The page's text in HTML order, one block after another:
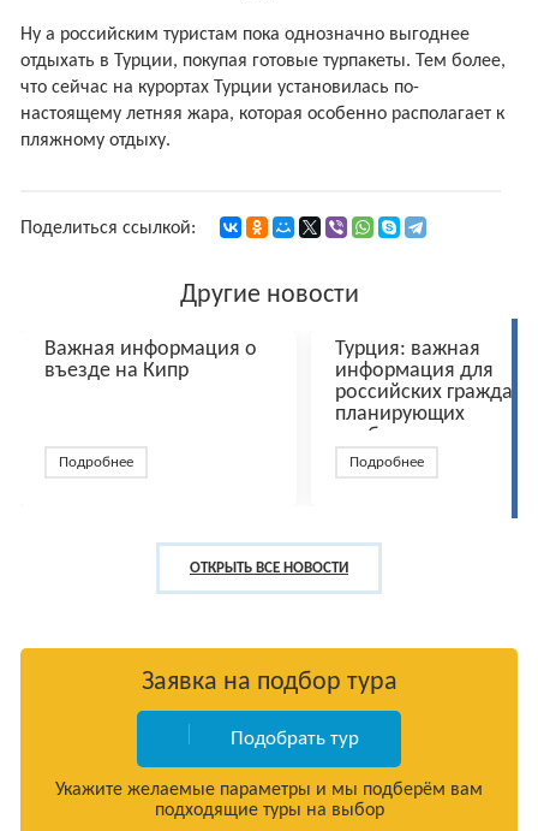
Ну а российским туристам пока однозначно выгоднее
отдыхать в Турции, покупая готовые турпакеты. Тем более,
что сейчас на курортах Турции установилась по-
настоящему летняя жара, которая особенно располагает к
пляжному отдыху.
Поделиться ссылкой:
Другие новости
Важная информация о
въезде на Кипр
Подробнее
Турция: важная
информация для
российских граждан,
планирующих
пребывание в стране
Подробнее
ОТКРЫТЬ ВСЕ НОВОСТИ
Заявка на подбор тура
Подобрать тур
Укажите желаемые параметры и мы подберём вам
подходящие туры на выбор